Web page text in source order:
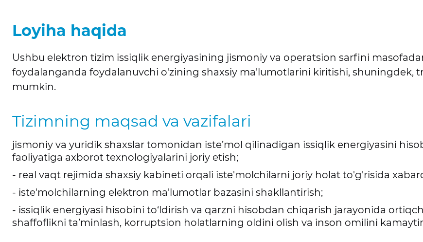
Loyiha haqida
Ushbu elektron tizim issiqlik energiyasining jismoniy va operatsion sarfini
foydalanganda foydalanuvchi o'zining shaxsiy ma'lumotlarini kiritishi, shuningdek,
mumkin.
Tizimning maqsad va vazifalari
jismoniy va yuridik shaxslar tomonidan iste’mol qilinadigan issiqlik energiyasini
faoliyatiga axborot texnologiyalarini joriy etish;
- real vaqt rejimida shaxsiy kabineti orqali iste'molchilarni joriy holat to'g'risida
- iste'molchilarning elektron ma'lumotlar bazasini shakllantirish;
- issiqlik energiyasi hisobini to‘ldirish va qarzni hisobdan chiqarish jarayonida
shaffoflikni ta’minlash, korruptsion holatlarning oldini olish va inson omilini